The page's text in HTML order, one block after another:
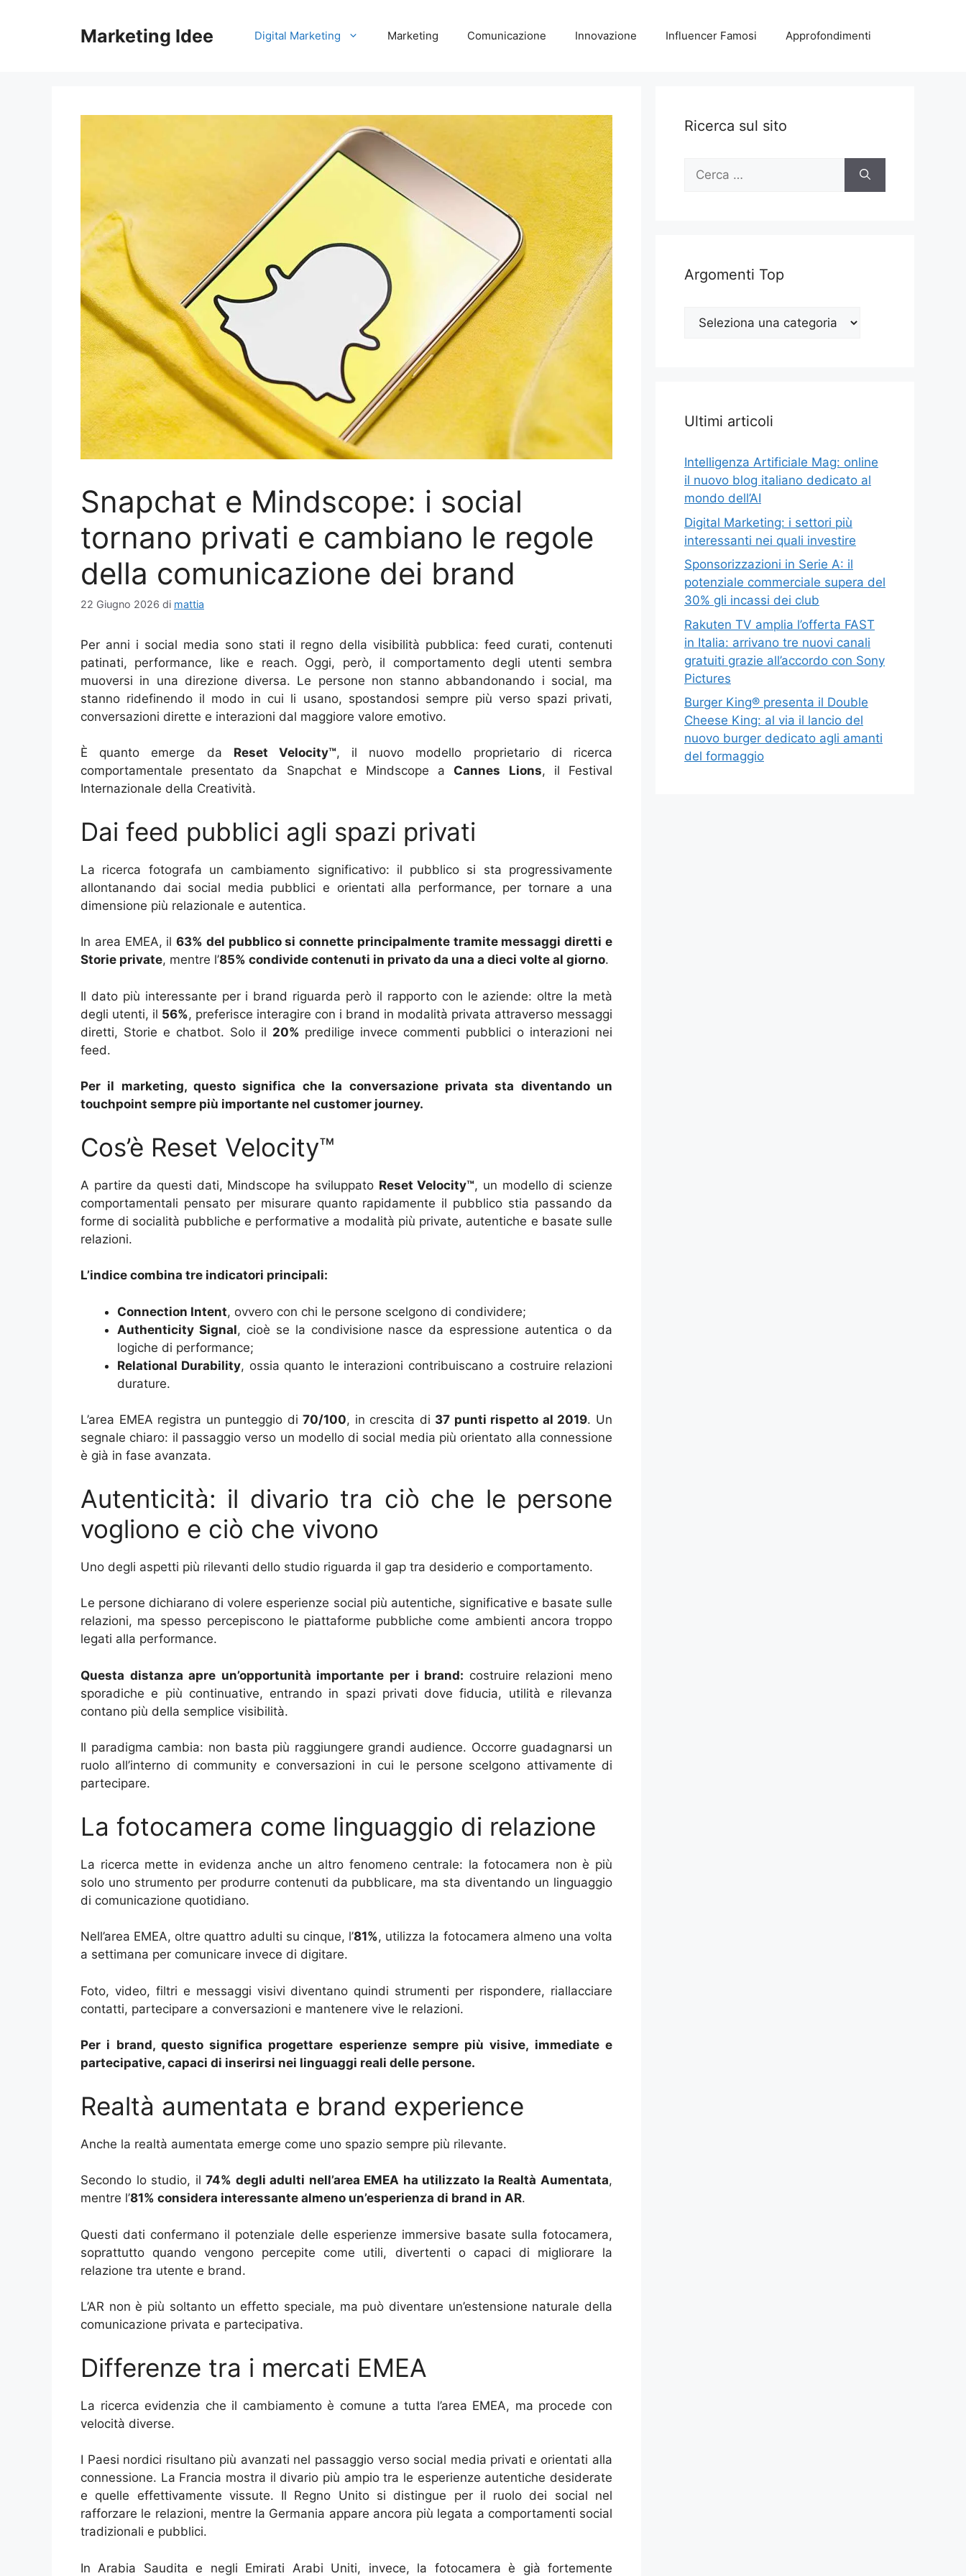
Marketing Idee Digital Marketing Marketing Comunicazione Innovazione Influencer Famosi Approfondimenti
Snapchat e Mindscope: i social
tornano privati e cambiano le regole
della comunicazione dei brand
22 Giugno 2026 di mattia
Per anni i social media sono stati il regno della visibilità pubblica: feed curati, contenuti
patinati, performance, like e reach. Oggi, però, il comportamento degli utenti sembra
muoversi in una direzione diversa. Le persone non stanno abbandonando i social, ma
stanno ridefinendo il modo in cui li usano, spostandosi sempre più verso spazi privati,
conversazioni dirette e interazioni dal maggiore valore emotivo.
È quanto emerge da Reset Velocity™, il nuovo modello proprietario di ricerca
comportamentale presentato da Snapchat e Mindscope a Cannes Lions, il Festival
Internazionale della Creatività.
Dai feed pubblici agli spazi privati
La ricerca fotografa un cambiamento significativo: il pubblico si sta progressivamente
allontanando dai social media pubblici e orientati alla performance, per tornare a una
dimensione più relazionale e autentica.
In area EMEA, il63% del pubblico si connette principalmente tramite messaggi diretti e
Storie private, mentre l’85% condivide contenuti in privato da una a dieci volte al giorno.
Il dato più interessante per i brand riguarda però il rapporto con le aziende: oltre la metà
degli utenti, il 56%, preferisce interagire con i brand in modalità privata attraverso messaggi
diretti, Storie e chatbot. Solo il 20% predilige invece commenti pubblici o interazioni nei
feed.
Per il marketing, questo significa che la conversazione privata sta diventando un
touchpoint sempre più importante nel customer journey.
Cos’è Reset Velocity™
A partire da questi dati, Mindscope ha sviluppato Reset Velocity™, un modello di scienze
comportamentali pensato per misurare quanto rapidamente il pubblico stia passando da
forme di socialità pubbliche e performative a modalità più private, autentiche e basate sulle
relazioni.
L’indice combina tre indicatori principali:
Connection Intent, ovvero con chi le persone scelgono di condividere;
Authenticity Signal, cioè se la condivisione nasce da espressione autentica o da
logiche di performance;
Relational Durability, ossia quanto le interazioni contribuiscano a costruire relazioni
durature.
L’area EMEA registra un punteggio di70/100, in crescita di 37 punti rispetto al 2019. Un
segnale chiaro: il passaggio verso un modello di social media più orientato alla connessione
è già in fase avanzata.
Autenticità: il divario tra ciò che le persone
vogliono e ciò che vivono
Uno degli aspetti più rilevanti dello studio riguarda il gap tra desiderio e comportamento.
Le persone dichiarano di volere esperienze social più autentiche, significative e basate sulle
relazioni, ma spesso percepiscono le piattaforme pubbliche come ambienti ancora troppo
legati alla performance.
Questa distanza apre un’opportunità importante per i brand: costruire relazioni meno
sporadiche e più continuative, entrando in spazi privati dove fiducia, utilità e rilevanza
contano più della semplice visibilità.
Il paradigma cambia: non basta più raggiungere grandi audience. Occorre guadagnarsi un
ruolo all’interno di community e conversazioni in cui le persone scelgono attivamente di
partecipare.
La fotocamera come linguaggio di relazione
La ricerca mette in evidenza anche un altro fenomeno centrale: la fotocamera non è più
solo uno strumento per produrre contenuti da pubblicare, ma sta diventando un linguaggio
di comunicazione quotidiano.
Nell’area EMEA, oltre quattro adulti su cinque, l’81%, utilizza la fotocamera almeno una volta
a settimana per comunicare invece di digitare.
Foto, video, filtri e messaggi visivi diventano quindi strumenti per rispondere, riallacciare
contatti, partecipare a conversazioni e mantenere vive le relazioni.
Per i brand, questo significa progettare esperienze sempre più visive, immediate e
partecipative, capaci di inserirsi nei linguaggi reali delle persone.
Realtà aumentata e brand experience
Anche la realtà aumentata emerge come uno spazio sempre più rilevante.
Secondo lo studio, il74% degli adulti nell’area EMEA ha utilizzato la Realtà Aumentata,
mentre l’81% considera interessante almeno un’esperienza di brand in AR.
Questi dati confermano il potenziale delle esperienze immersive basate sulla fotocamera,
soprattutto quando vengono percepite come utili, divertenti o capaci di migliorare la
relazione tra utente e brand.
L’AR non è più soltanto un effetto speciale, ma può diventare un’estensione naturale della
comunicazione privata e partecipativa.
Differenze tra i mercati EMEA
La ricerca evidenzia che il cambiamento è comune a tutta l’area EMEA, ma procede con
velocità diverse.
I Paesi nordici risultano più avanzati nel passaggio verso social media privati e orientati alla
connessione. La Francia mostra il divario più ampio tra le esperienze autentiche desiderate
e quelle effettivamente vissute. Il Regno Unito si distingue per il ruolo dei social nel
rafforzare le relazioni, mentre la Germania appare ancora più legata a comportamenti social
tradizionali e pubblici.
In Arabia Saudita e negli Emirati Arabi Uniti, invece, la fotocamera è già fortemente
Ricerca sul sito
Ricerca
Argomenti Top
Argomenti
Ultimi articoli
Intelligenza Artificiale Mag: online
il nuovo blog italiano dedicato al
mondo dell’AI
Digital Marketing: i settori più
interessanti nei quali investire
Sponsorizzazioni in Serie A: il
potenziale commerciale supera del
30% gli incassi dei club
Rakuten TV amplia l’offerta FAST
in Italia: arrivano tre nuovi canali
gratuiti grazie all’accordo con Sony
Pictures
Burger King® presenta il Double
Cheese King: al via il lancio del
nuovo burger dedicato agli amanti
del formaggio